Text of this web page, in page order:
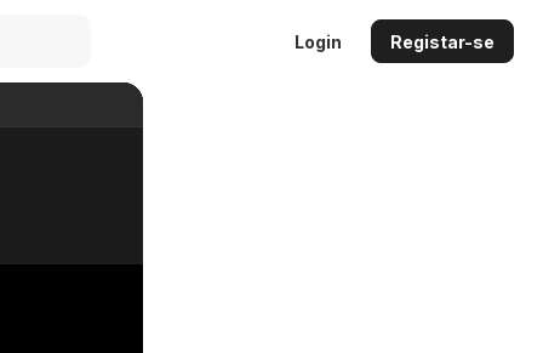
Login Registar-se